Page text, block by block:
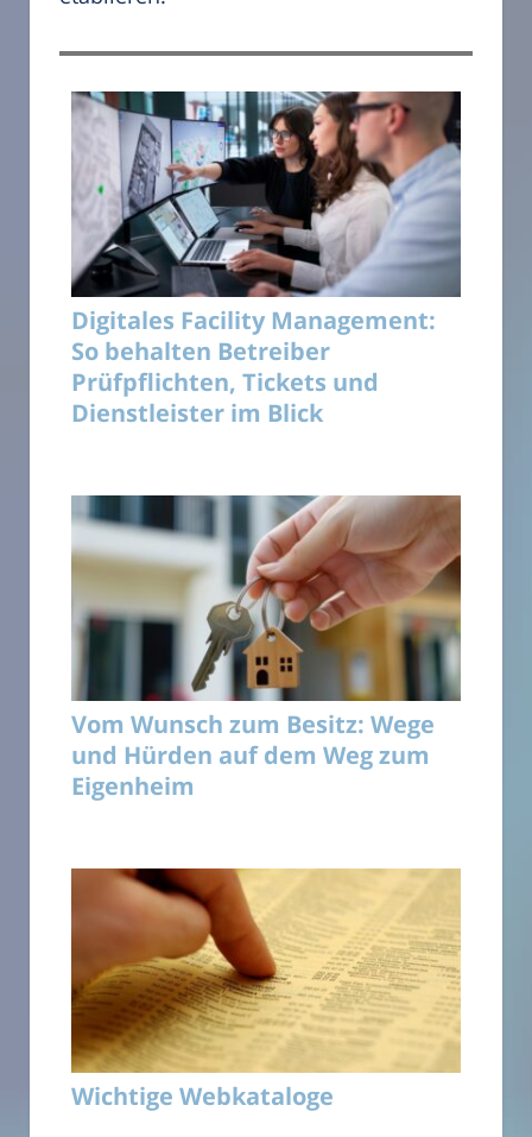
Digitales Facility Management:
So behalten Betreiber
Prüfpflichten, Tickets und
Dienstleister im Blick
Vom Wunsch zum Besitz: Wege
und Hürden auf dem Weg zum
Eigenheim
Wichtige Webkataloge